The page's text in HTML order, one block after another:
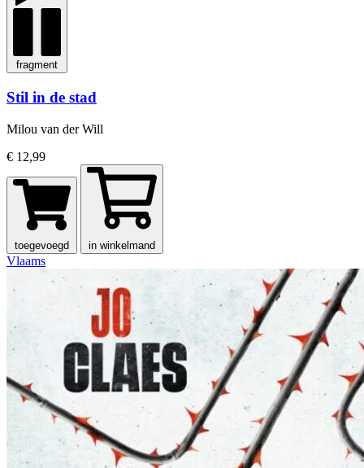
fragment
Stil in de stad
Milou van der Will
€ 12,99
toegevoegd in winkelmand
Vlaams